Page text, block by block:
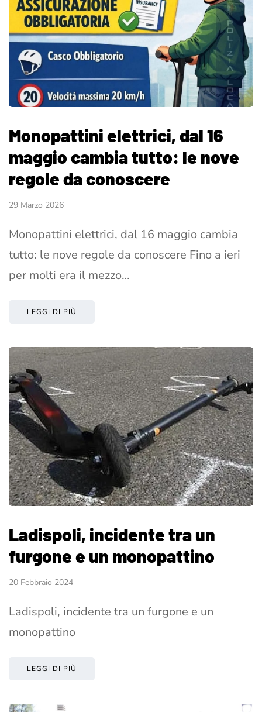
Monopattini elettrici, dal 16
maggio cambia tutto: le nove
regole da conoscere
29 Marzo 2026
Monopattini elettrici, dal 16 maggio cambia
tutto: le nove regole da conoscere Fino a ieri
per molti era il mezzo…
LEGGI DI PIÙ
Ladispoli, incidente tra un
furgone e un monopattino
20 Febbraio 2024
Ladispoli, incidente tra un furgone e un
monopattino
LEGGI DI PIÙ